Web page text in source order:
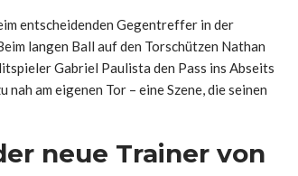
entscheidenden Gegentreffer in der
langen Ball auf den Torschützen Nathan
Gabriel Paulista den Pass ins Abseits
am eigenen Tor – eine Szene, die seinen
neue Trainer von